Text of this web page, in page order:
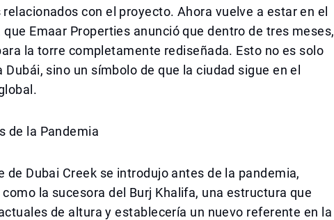
con el proyecto. Ahora vuelve a estar en el
Emaar Properties anunció que dentro de tres meses,
la torre completamente rediseñada. Esto no es solo
sino un símbolo de que la ciudad sigue en el
de la Pandemia
de Dubai Creek se introdujo antes de la pandemia,
la sucesora del Burj Khalifa, una estructura que
de altura y establecería un nuevo referente en la